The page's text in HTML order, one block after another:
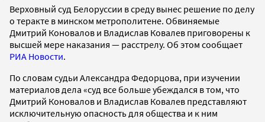
Верховный суд Белоруссии в среду вынес решение по делу
о теракте в минском метрополитене. Обвиняемые
Дмитрий Коновалов и Владислав Ковалев приговорены к
высшей мере наказания — расстрелу. Об этом сообщает
РИА Новости.
По словам судьи Александра Федорцова, при изучении
материалов дела «суд все больше убеждался в том, что
Дмитрий Коновалов и Владислав Ковалев представляют
исключительную опасность для общества и к ним